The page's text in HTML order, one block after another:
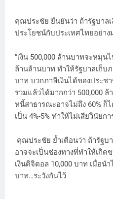
คุณประชัย ยืนยันว่า ถ้ารัฐบาล
ประโยชน์กับประเทศไทยอย่าง
“เงิน 500,000 ล้านบาทจะหมุน
ล้านล้านบาท ทำให้รัฐบาลเก็บ
บาท บวกภาษีเงินได้ของประช
รวมแล้วได้มากกว่า 500,000
หนี้สาธารณะอาจไม่ถึง 60% ก็ไ
เป็น 4%-5% ทำให้ไม่เสียวินัยก
คุณประชัย ย้ำเตือนว่า ถ้ารัฐบ
อาจจะเป็นช่องทางที่ทำให้เกิ
เงินดิจิตอล 10,000 บาท เมื่อน
บาท…ระวังกันไว้